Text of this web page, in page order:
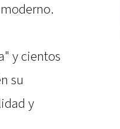
y cientos
su
y